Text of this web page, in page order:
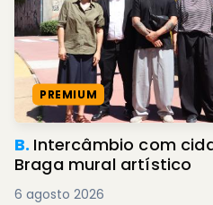
PREMIUM
B. Intercâmbio com cidade de
Braga mural artístico
6 agosto 2026